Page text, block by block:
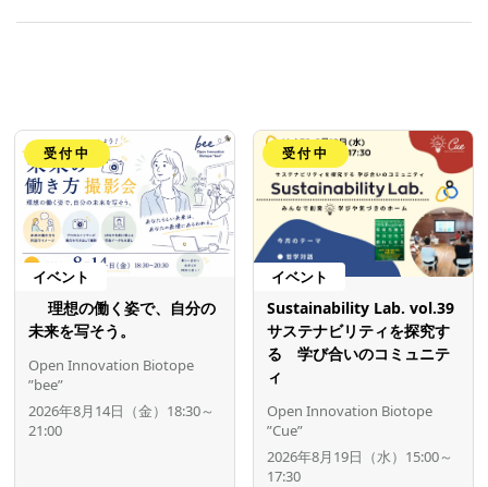
受付中
イベント
理想の働く姿で、自分の
未来を写そう。
Open Innovation Biotope
”bee”
2026年8月14日（金）18:30～
21:00
受付中
イベント
Sustainability Lab. vol.39
サステナビリティを探究す
る 学び合いのコミュニテ
ィ
Open Innovation Biotope
”Cue”
2026年8月19日（水）15:00～
17:30